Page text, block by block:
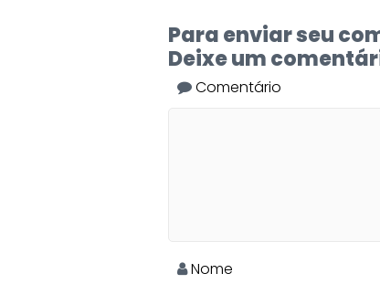
Para enviar seu
Deixe um
Comentário
Nome